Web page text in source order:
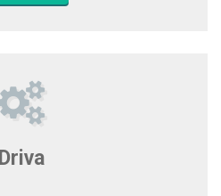
Driva